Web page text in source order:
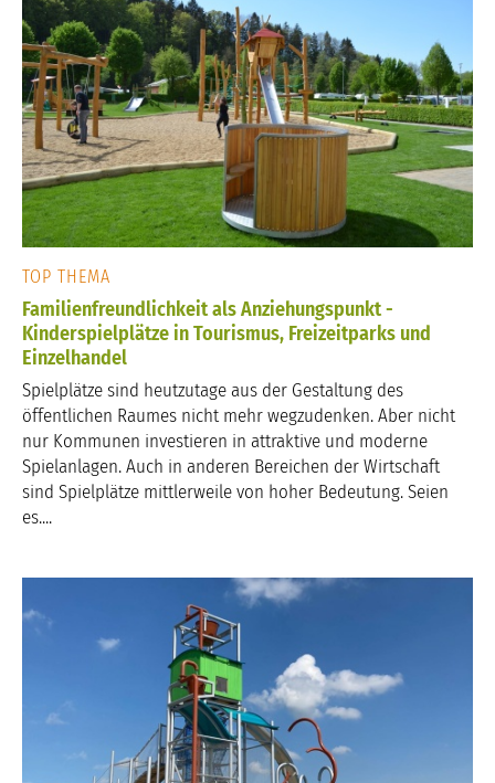
TOP THEMA
Familienfreundlichkeit als Anziehungspunkt -
Kinderspielplätze in Tourismus, Freizeitparks und
Einzelhandel
Spielplätze sind heutzutage aus der Gestaltung des
öffentlichen Raumes nicht mehr wegzudenken. Aber nicht
nur Kommunen investieren in attraktive und moderne
Spielanlagen. Auch in anderen Bereichen der Wirtschaft
sind Spielplätze mittlerweile von hoher Bedeutung. Seien
es....